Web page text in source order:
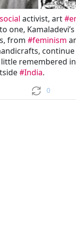
activist, art
one,
from #feminism
little remembered
#India.
0